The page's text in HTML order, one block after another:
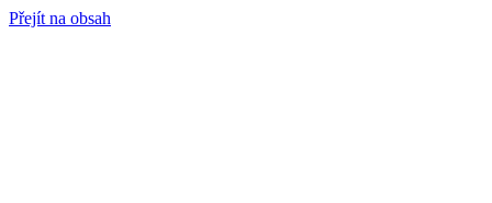
Přejít na obsah